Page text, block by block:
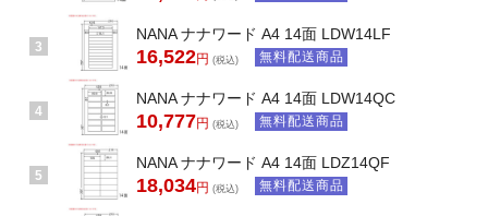
3
NANA ナナワード A4 14面 LDW14LF
16,522円 (税込) 無料配送商品
4
NANA ナナワード A4 14面 LDW14QC
10,777円 (税込) 無料配送商品
5
NANA ナナワード A4 14面 LDZ14QF
18,034円 (税込) 無料配送商品